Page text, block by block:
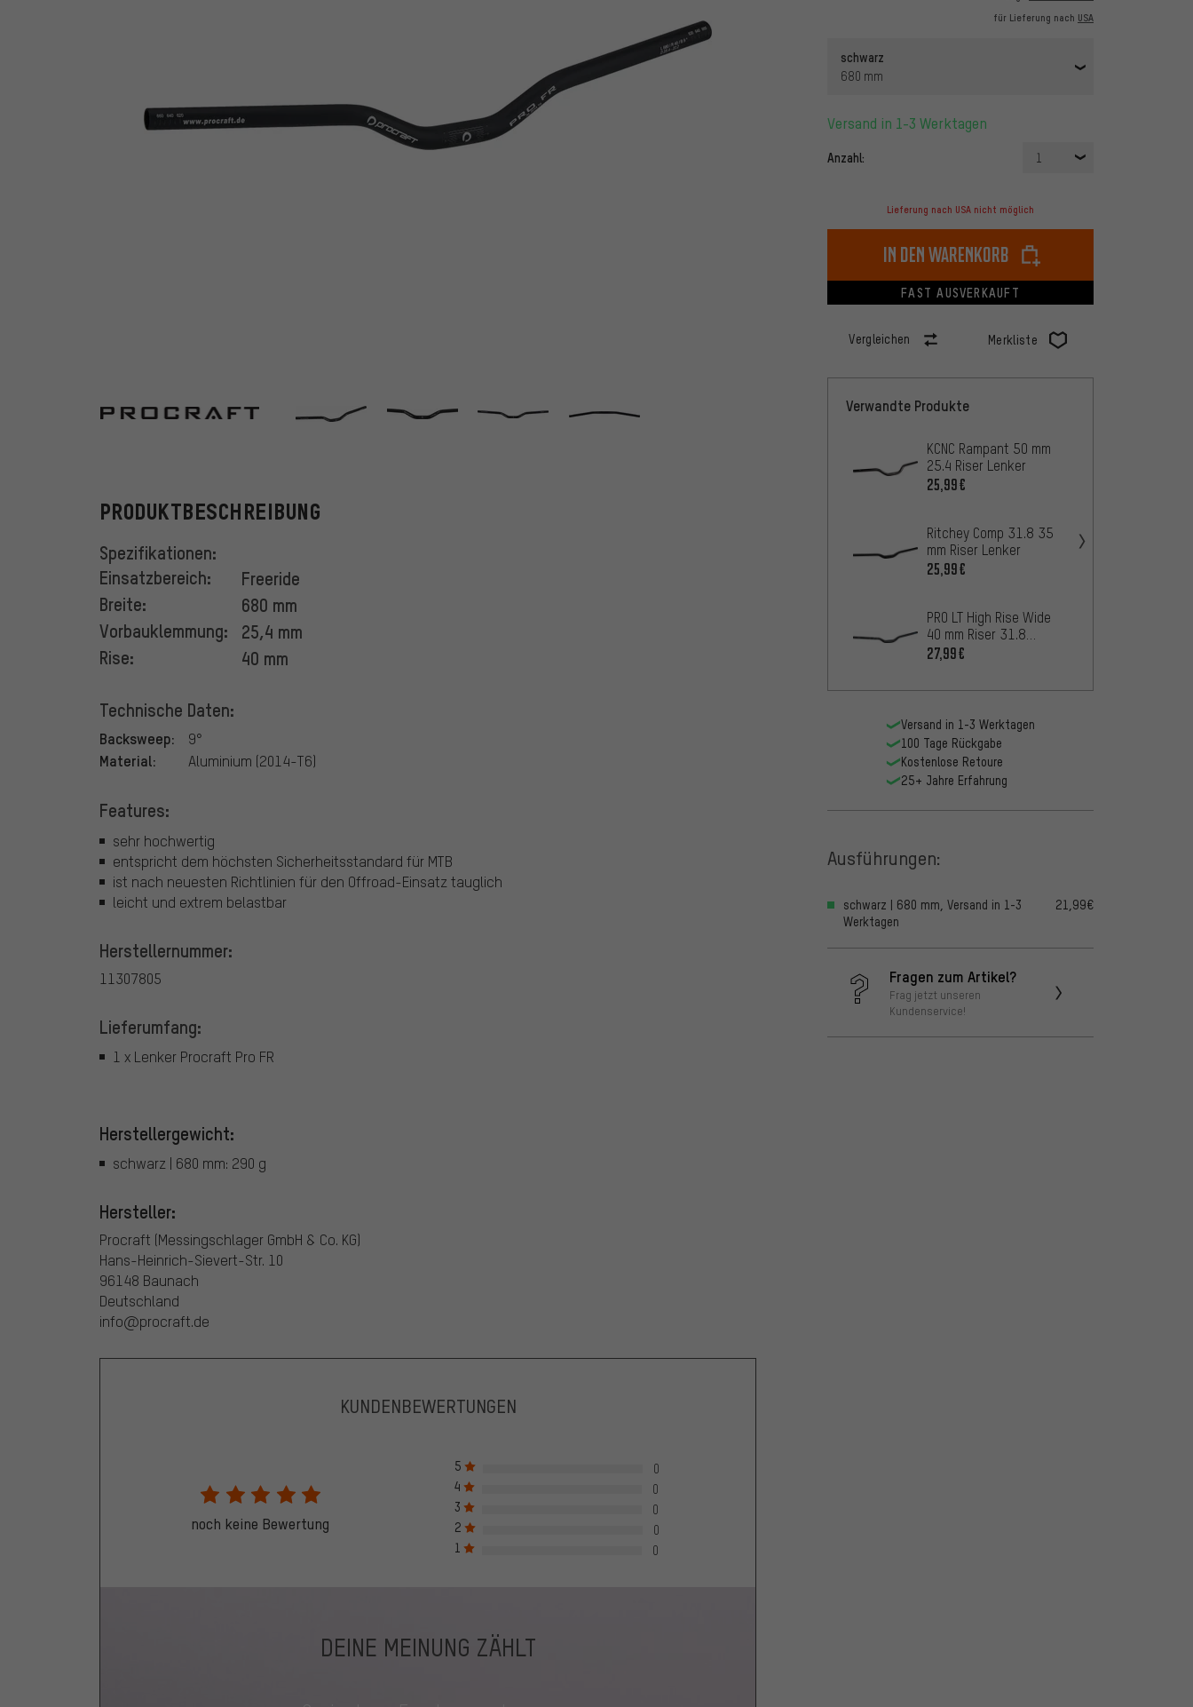
für Lieferung nach USA
schwarz
680 mm
Versand in 1-3 Werktagen
Anzahl: 1
Lieferung nach USA nicht möglich
In den Warenkorb
FAST AUSVERKAUFT
Vergleichen Merkliste
Procraft
PRODUKTBESCHREIBUNG
Spezifikationen:
Einsatzbereich:
Freeride
Breite:
680 mm
Vorbauklemmung:
25,4 mm
Rise:
40 mm
Technische Daten:
Backsweep: 9°
Material: Aluminium (2014-T6)
Features:
sehr hochwertig
entspricht dem höchsten Sicherheitsstandard für MTB
ist nach neuesten Richtlinien für den Offroad-Einsatz tauglich
leicht und extrem belastbar
Herstellernummer:
11307805
Lieferumfang:
1 x Lenker Procraft Pro FR
Herstellergewicht:
schwarz | 680 mm: 290 g
Hersteller:
Procraft (Messingschlager GmbH & Co. KG)
Hans-Heinrich-Sievert-Str. 10
96148 Baunach
Deutschland
info@procraft.de
Verwandte Produkte
KCNC Rampant 50 mm
25.4 Riser Lenker
25,99€
Ritchey Comp 31.8 35
mm Riser Lenker
25,99€
PRO LT High Rise Wide
40 mm Riser 31.8
Lenker
27,99€
Versand in 1-3 Werktagen
100 Tage Rückgabe
Kostenlose Retoure
25+ Jahre Erfahrung
Ausführungen:
schwarz | 680 mm, Versand in 1-3
Werktagen
21,99€
Fragen zum Artikel?
Frag jetzt unseren
Kundenservice!
KUNDENBEWERTUNGEN
noch keine Bewertung
5
0
4
0
3
0
2
0
1
0
DEINE MEINUNG ZÄHLT